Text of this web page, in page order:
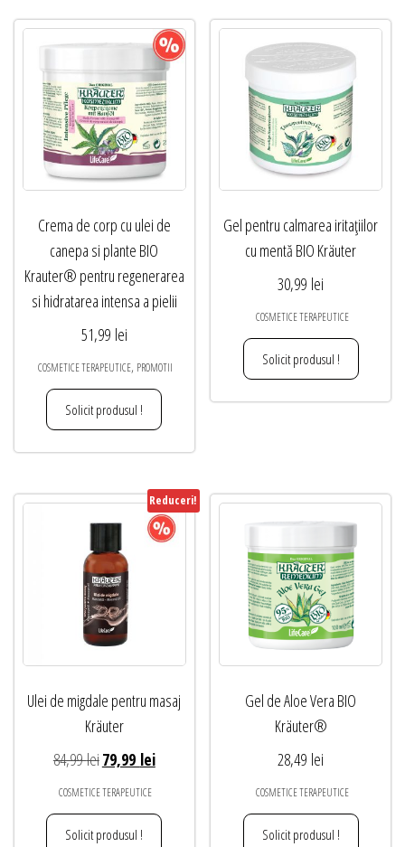
Crema de corp cu ulei de
canepa si plante BIO
Krauter® pentru regenerarea
si hidratarea intensa a pielii
51,99 lei
COSMETICE TERAPEUTICE, PROMOTII
Solicit produsul !
Gel pentru calmarea iritațiilor
cu mentă BIO Kräuter
30,99 lei
COSMETICE TERAPEUTICE
Solicit produsul !
Reduceri!
Ulei de migdale pentru masaj
Kräuter
84,99leiPrețul
inițial
a
fost:
79,99 leiPrețul
este:
COSMETICE TERAPEUTICE
Solicit produsul !
Gel de Aloe Vera BIO
Kräuter®
28,49 lei
COSMETICE TERAPEUTICE
Solicit produsul !